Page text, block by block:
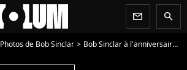
newsletter search
Photos de Bob Sinclar Bob Sinclar à l'anniversaire de Neymar à Paris. - Photo